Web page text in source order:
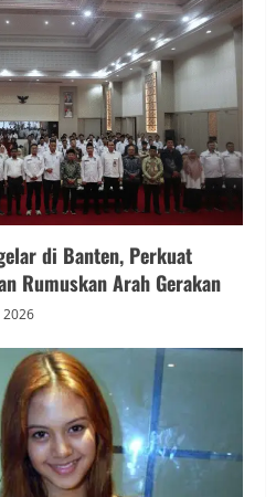
di Banten, Perkuat
Rumuskan Arah Gerakan
2026